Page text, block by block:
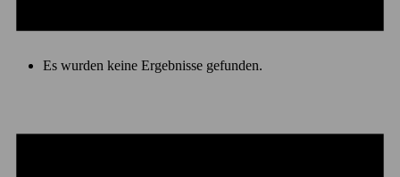
Es wurden keine Ergebnisse gefunden.